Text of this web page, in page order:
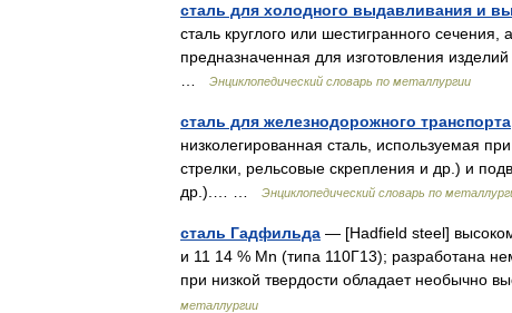
сталь для холодного выдавливания и
сталь круглого или шестигранного сечения,
предназначенная для изготовления
Энциклопедический словарь по металлургии
сталь для железнодорожного транспорта
низколегированная сталь, используемая
стрелки, рельсовые скрепления и др.) и
др.).… …
Энциклопедический словарь по
сталь Гадфильда — [Hadfield steel]
и 11 14 % Mn (типа 110Г13); разработана
при низкой твердости обладает необычно
металлургии